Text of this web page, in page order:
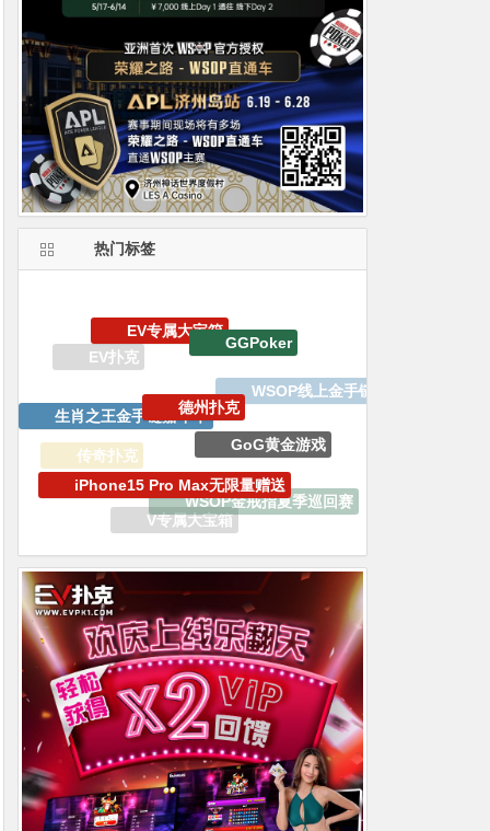
热门标签
APT亚洲扑克巡回赛
EV扑克战队
生肖之王金手链嘉年华
德州扑克
GoG黄金游戏
WSOP金戒指夏季巡回赛
V专属大宝箱
iPhone15 Pro Max无限量赠送